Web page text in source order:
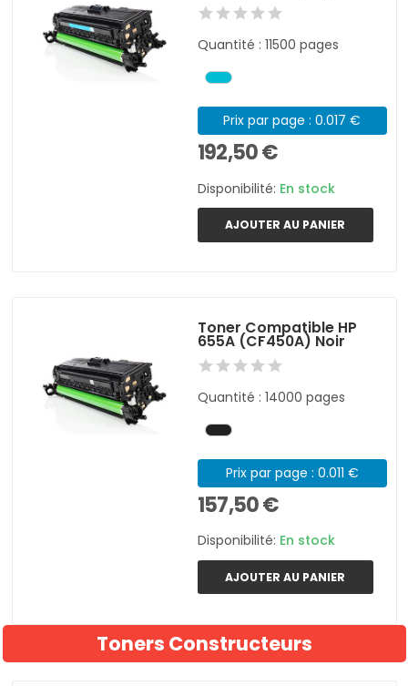
Quantité : 11500 pages
Prix par page : 0.017 €
192,50 €
Disponibilité: En stock
AJOUTER AU PANIER
Toner Compatible HP
655A (CF450A) Noir
Quantité : 14000 pages
Prix par page : 0.011 €
157,50 €
Disponibilité: En stock
AJOUTER AU PANIER
Toners Constructeurs